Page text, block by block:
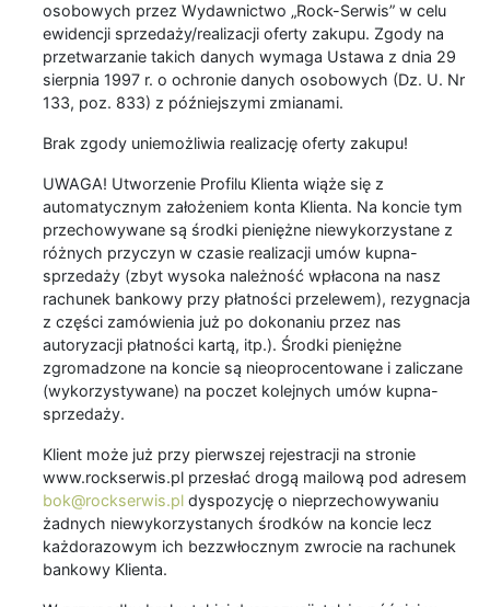
osobowych przez Wydawnictwo „Rock-Serwis” w celu
ewidencji sprzedaży/realizacji oferty zakupu. Zgody na
przetwarzanie takich danych wymaga Ustawa z dnia 29
sierpnia 1997 r. o ochronie danych osobowych (Dz. U. Nr
133, poz. 833) z późniejszymi zmianami.
Brak zgody uniemożliwia realizację oferty zakupu!
UWAGA! Utworzenie Profilu Klienta wiąże się z
automatycznym założeniem konta Klienta. Na koncie tym
przechowywane są środki pieniężne niewykorzystane z
różnych przyczyn w czasie realizacji umów kupna-
sprzedaży (zbyt wysoka należność wpłacona na nasz
rachunek bankowy przy płatności przelewem), rezygnacja
z części zamówienia już po dokonaniu przez nas
autoryzacji płatności kartą, itp.). Środki pieniężne
zgromadzone na koncie są nieoprocentowane i zaliczane
(wykorzystywane) na poczet kolejnych umów kupna-
sprzedaży.
Klient może już przy pierwszej rejestracji na stronie
www.rockserwis.pl przesłać drogą mailową pod adresem
bok@rockserwis.pl dyspozycję o nieprzechowywaniu
żadnych niewykorzystanych środków na koncie lecz
każdorazowym ich bezzwłocznym zwrocie na rachunek
bankowy Klienta.